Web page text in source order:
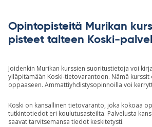
Opintopisteitä Murikan
pisteet talteen Koski-
Joidenkin Murikan kurssien suoritustietoja voi
ylläpitämään Koski-tietovarantoon. Nämä kurssit
oppaaseen. Ammattiyhdistysopinnoilla voi
Koski on kansallinen tietovaranto, joka kokoaa
tutkintotiedot eri koulutusasteilta. Palvelusta
saavat tarvitsemansa tiedot keskitetysti.